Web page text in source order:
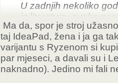
U zadnjih nekoliko
iz literature, ovako
eto trenutno radim u
Illustratoru, pa bi mi
Trenutno koristim
pokriva navedene
Ma da, spor je stroj
taj IdeaPad, žena i ja ga
varijantu s Ryzenom si
par mjeseci, a davali su i
naknadno). Jedino mi fali